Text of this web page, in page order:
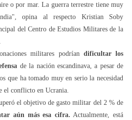
o por mar. La guerra terrestre tiene muy
opina al respecto Kristian Soby
del Centro de Estudios Militares de la
militares podrían dificultar los
de la nación escandinava, a pesar de
que ha tomado muy en serio la necesidad
el conflicto en Ucrania.
el objetivo de gasto militar del 2 % de
aún más esa cifra. Actualmente, está